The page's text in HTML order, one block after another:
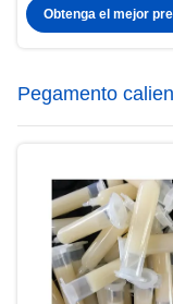
llanura basó el
Obtenga el mejor
Pegamento
derretimiento